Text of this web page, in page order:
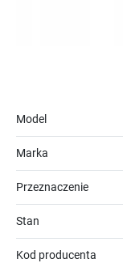
Model
Marka
Przeznaczenie
Stan
Kod producenta